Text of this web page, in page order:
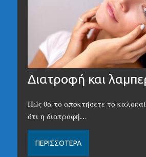
Διατροφή και
Πώς θα το αποκτήσετε το
ότι η διατροφή…
ΠΕΡΙΣΣΌΤΕΡΑ